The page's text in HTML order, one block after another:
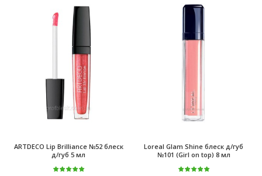
ARTDECO Lip Brilliance №52 блеск
д/губ 5 мл
Loreal Glam Shine блеск д/губ
№101 (Girl on top) 8 мл